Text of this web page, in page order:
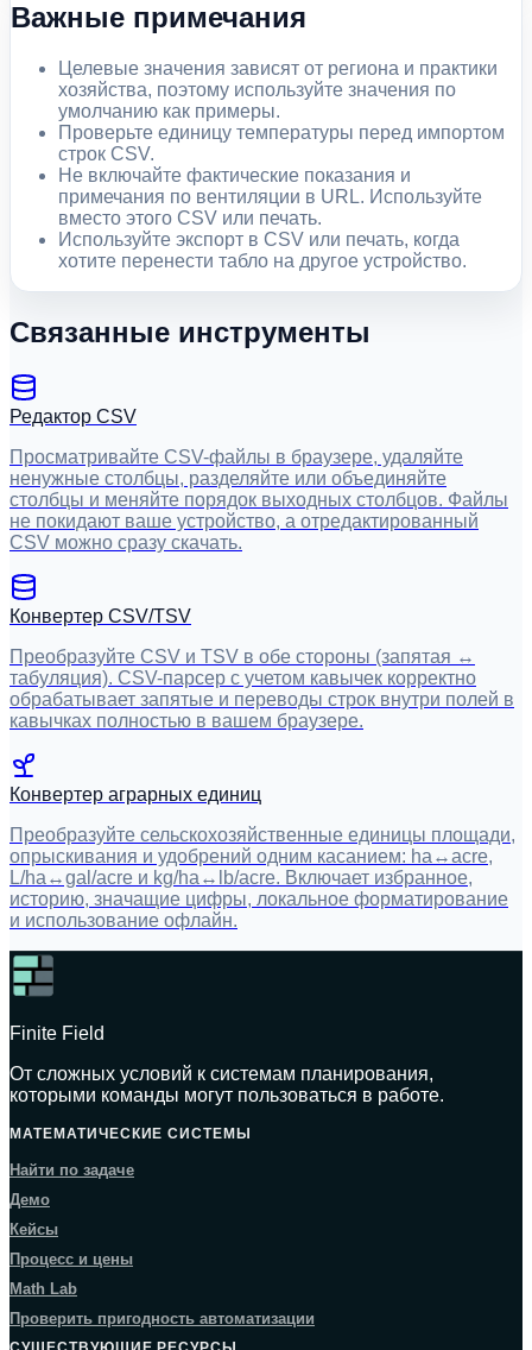
Важные примечания
Целевые значения зависят от региона и практики
хозяйства, поэтому используйте значения по
умолчанию как примеры.
Проверьте единицу температуры перед импортом
строк CSV.
Не включайте фактические показания и
примечания по вентиляции в URL. Используйте
вместо этого CSV или печать.
Используйте экспорт в CSV или печать, когда
хотите перенести табло на другое устройство.
Связанные инструменты
Редактор CSV
Просматривайте CSV-файлы в браузере, удаляйте
ненужные столбцы, разделяйте или объединяйте
столбцы и меняйте порядок выходных столбцов. Файлы
не покидают ваше устройство, а отредактированный
CSV можно сразу скачать.
Конвертер CSV/TSV
Преобразуйте CSV и TSV в обе стороны (запятая ↔
табуляция). CSV-парсер с учетом кавычек корректно
обрабатывает запятые и переводы строк внутри полей в
кавычках полностью в вашем браузере.
Конвертер аграрных единиц
Преобразуйте сельскохозяйственные единицы площади,
опрыскивания и удобрений одним касанием: ha↔acre,
L/ha↔gal/acre и kg/ha↔lb/acre. Включает избранное,
историю, значащие цифры, локальное форматирование
и использование офлайн.
Finite Field
От сложных условий к системам планирования,
которыми команды могут пользоваться в работе.
МАТЕМАТИЧЕСКИЕ СИСТЕМЫ
Найти по задаче
Демо
Кейсы
Процесс и цены
Math Lab
Проверить пригодность автоматизации